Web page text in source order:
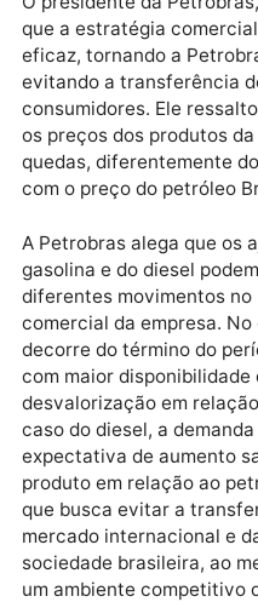
No que diz respeito à
preços de venda da
distribuidoras
litro na gasolina e de
O presidente da
que a estratégia
eficaz, tornando a
evitando a
consumidores. Ele
os preços dos
quedas,
com o preço do
A Petrobras alega que
gasolina e do diesel
diferentes movimentos
comercial da empresa.
decorre do término do
com maior